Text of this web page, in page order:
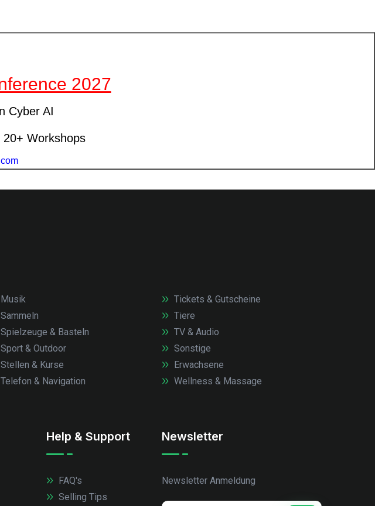
Musik
Sammeln
Spielzeuge & Basteln
Sport & Outdoor
Stellen & Kurse
Telefon & Navigation
Tickets & Gutscheine
Tiere
TV & Audio
Sonstige
Erwachsene
Wellness & Massage
Help & Support
FAQ's
Selling Tips
Newsletter
Newsletter Anmeldung